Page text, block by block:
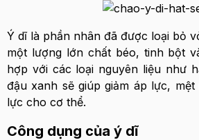
Ý dĩ là phần nhân đã được loại bỏ
một lượng lớn chất béo, tinh bột
hợp với các loại nguyên liệu như
đậu xanh sẽ giúp giảm áp lực,
lực cho cơ thể.
Công dụng của ý dĩ